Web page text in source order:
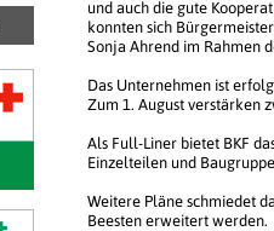
und auch die gute
konnten sich
Sonja Ahrend im Rahmen
Das Unternehmen ist
Zum 1. August verstärken
Als Full-Liner bietet BKF
Einzelteilen und
Weitere Pläne schmiedet
Beesten erweitert werden.